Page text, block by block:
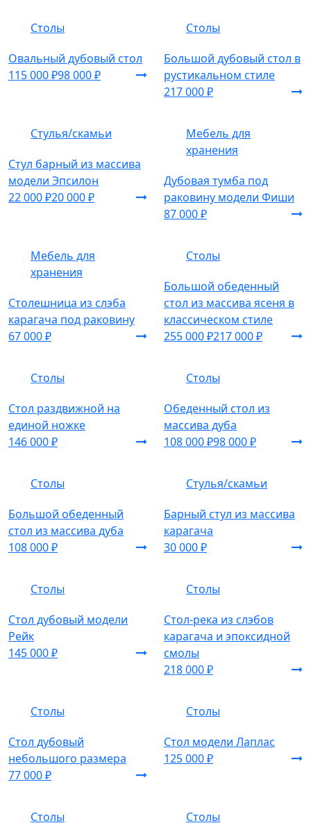
Столы
Овальный дубовый стол
115 000 ₽98 000 ₽
Столы
Большой дубовый стол в
рустикальном стиле
217 000 ₽
Стулья/скамьи
Стул барный из массива
модели Эпсилон
22 000 ₽20 000 ₽
Мебель для
хранения
Дубовая тумба под
раковину модели Фиши
87 000 ₽
Мебель для
хранения
Столешница из слэба
карагача под раковину
67 000 ₽
Столы
Большой обеденный
стол из массива ясеня в
классическом стиле
255 000 ₽217 000 ₽
Столы
Стол раздвижной на
единой ножке
146 000 ₽
Столы
Обеденный стол из
массива дуба
108 000 ₽98 000 ₽
Столы
Большой обеденный
стол из массива дуба
108 000 ₽
Стулья/скамьи
Барный стул из массива
карагача
30 000 ₽
Столы
Стол дубовый модели
Рейк
145 000 ₽
Столы
Стол-река из слэбов
карагача и эпоксидной
смолы
218 000 ₽
Столы
Стол дубовый
небольшого размера
77 000 ₽
Столы
Стол модели Лаплас
125 000 ₽
Столы
Столы